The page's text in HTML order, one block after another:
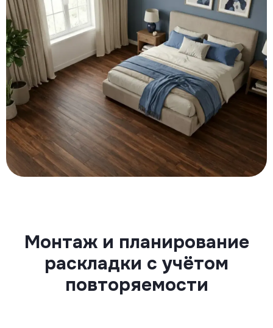
Монтаж и планирование
раскладки с учётом
повторяемости